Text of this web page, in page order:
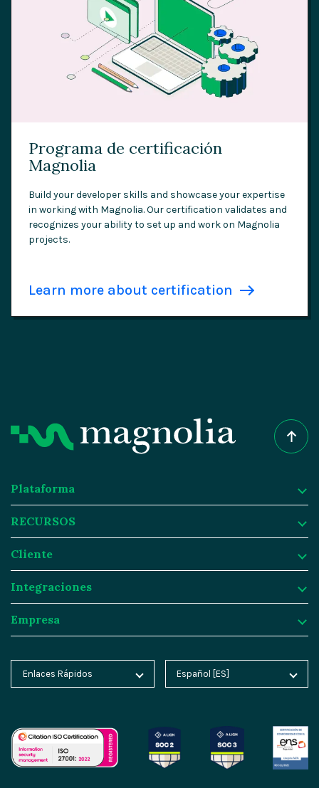
Programa de certificación
Magnolia
Build your developer skills and showcase your expertise
in working with Magnolia. Our certification validates and
recognizes your ability to set up and work on Magnolia
projects.
Learn more about certification
Plataforma
Plataforma
¿Por qué Magnolia DXP?
Gestión de contenidos
Gestión de activos digitales
IA agencial
Migración con IA
RECURSOS
RECURSOS
Casos de éxito
Blog
Informes de analistas
Eventos
Cliente
Cliente
Prosegur
Generali
Telefonica
Integraciones
Integraciones
SAP
Algolia
Empresa
Acerca de Magnolia
Carreras
Enlaces Rápidos
Magnolia Home
Magnolia Docs
Academia Magnolia
Español [ES]
English [EN]
中文 [CN]